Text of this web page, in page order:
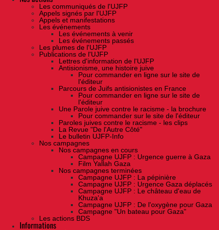
Les communiqués de l'UJFP
Appels signés par l'UJFP
Appels et manifestations
Les événements
Les événements à venir
Les événements passés
Les plumes de l'UJFP
Publications de l'UJFP
Lettres d'information de l'UJFP
Antisionisme, une histoire juive
Pour commander en ligne sur le site de
l'éditeur
Parcours de Juifs antisionistes en France
Pour commander en ligne sur le site de
l'éditeur
Une Parole juive contre le racisme - la brochure
Pour commander sur le site de l'éditeur
Paroles juives contre le racisme - les clips
La Revue "De l'Autre Côté"
Le bulletin UJFP-Info
Nos campagnes
Nos campagnes en cours
Campagne UJFP : Urgence guerre à Gaza
Film Yallah Gaza
Nos campagnes terminées
Campagne UJFP : La pépinière
Campagne UJFP : Urgence Gaza déplacés
Campagne UJFP : Le château d'eau de
Khuza'a
Campagne UJFP : De l'oxygène pour Gaza
Campagne "Un bateau pour Gaza"
Les actions BDS
Informations